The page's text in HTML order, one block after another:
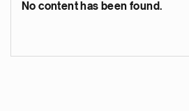
No content has been found.